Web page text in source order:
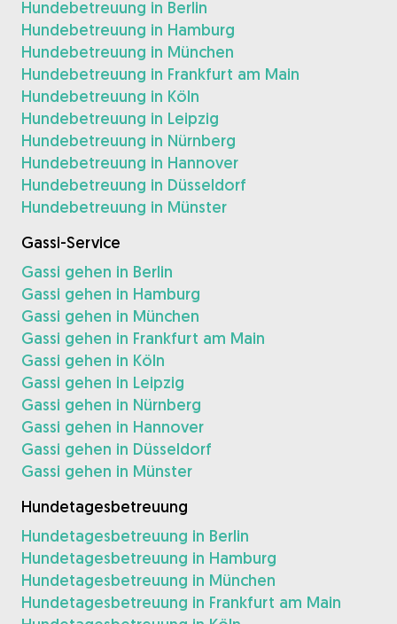
Hundebetreuung in Berlin
Hundebetreuung in Hamburg
Hundebetreuung in München
Hundebetreuung in Frankfurt am Main
Hundebetreuung in Köln
Hundebetreuung in Leipzig
Hundebetreuung in Nürnberg
Hundebetreuung in Hannover
Hundebetreuung in Düsseldorf
Hundebetreuung in Münster
Gassi-Service
Gassi gehen in Berlin
Gassi gehen in Hamburg
Gassi gehen in München
Gassi gehen in Frankfurt am Main
Gassi gehen in Köln
Gassi gehen in Leipzig
Gassi gehen in Nürnberg
Gassi gehen in Hannover
Gassi gehen in Düsseldorf
Gassi gehen in Münster
Hundetagesbetreuung
Hundetagesbetreuung in Berlin
Hundetagesbetreuung in Hamburg
Hundetagesbetreuung in München
Hundetagesbetreuung in Frankfurt am Main